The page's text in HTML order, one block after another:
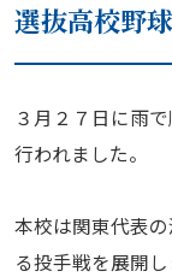
選抜高校野球
３月２７日に雨
行われました。
本校は関東代表
る投手戦を展開